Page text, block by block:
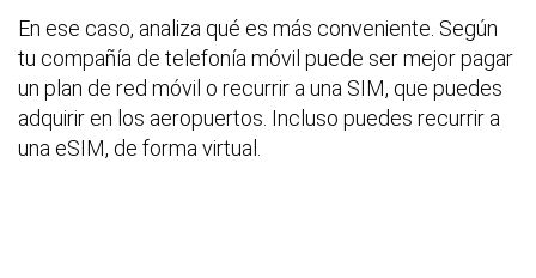
En ese caso, analiza qué es más conveniente. Según
tu compañía de telefonía móvil puede ser mejor pagar
un plan de red móvil o recurrir a una SIM, que puedes
adquirir en los aeropuertos. Incluso puedes recurrir a
una eSIM, de forma virtual.